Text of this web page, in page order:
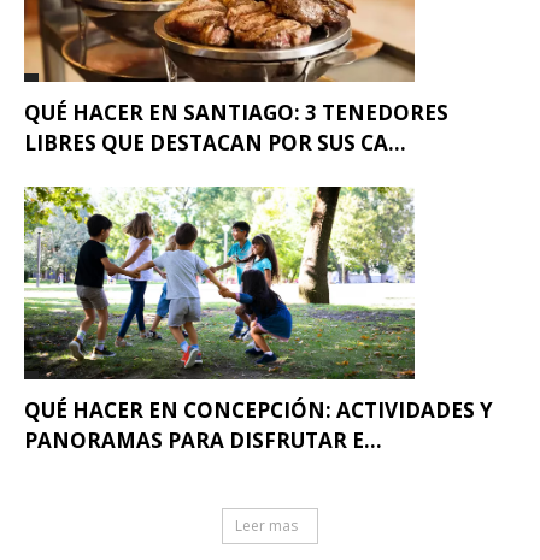
QUÉ HACER EN SANTIAGO: 3 TENEDORES
LIBRES QUE DESTACAN POR SUS CA...
QUÉ HACER EN CONCEPCIÓN: ACTIVIDADES Y
PANORAMAS PARA DISFRUTAR E...
Leer mas